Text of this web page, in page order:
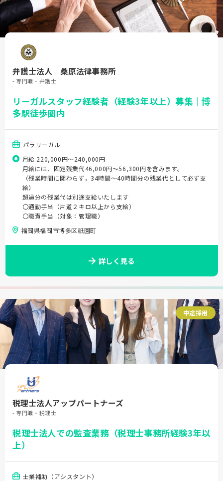
弁護士法人 桑原法律事務所
- 専門職・弁護士
リーガルスタッフ経験者（経験3年以上）募集｜博
多駅徒歩圏内
パラリーガル
月給 220,000円〜240,000円
月給には、固定残業代46,000円～56,300円を含みます。
（残業時間に関わらず，34時間～40時間分の残業代として必ず支
給）
超過分の残業代は別途支給いたします
〇通勤手当（片道２キロ以上から支給）
〇職責手当（対象：管理職）
福岡県福岡市博多区祇園町
詳しく見る
中途採用
税理士法人アップパートナーズ
- 専門職・税理士
税理士法人での監査業務（税理士事務所経験3年以
上）
士業補助（アシスタント）